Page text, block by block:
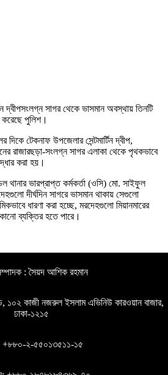
দ্বীপসংলগ্ন সাগর থেকে ভাসমান অবস্থায় তিনটি
পুলিশ।
টেকনাফ উপজেলার সেন্টমার্টিন দ্বীপ,
রাজারছড়া-সংলগ্ন সাগর এলাকা থেকে পৃথকভাবে
করা হয়।
থানার ভারপ্রাপ্ত কর্মকর্তা (ওসি) মো. সাইফুল
দীর্ঘদিন সাগরে ভাসমান থাকায় সেগুলো
ধারণা করা হচ্ছে, মরদেহগুলো মিয়ানমারের
ব্যক্তির হতে পারে।
: সৈয়দ আশিক রহমান
১০২ কাজী নজরুল ইসলাম এভিনিউ কারওয়ান বাজার,
ঢাকা-১২১৫
২-৫৫০১৩৫১১-১৫